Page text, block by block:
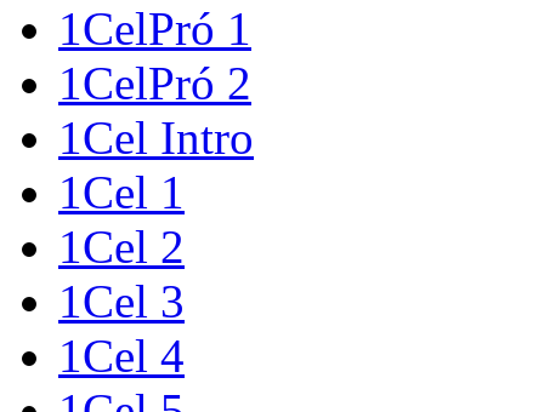
1CelPró 1
1CelPró 2
1Cel Intro
1Cel 1
1Cel 2
1Cel 3
1Cel 4